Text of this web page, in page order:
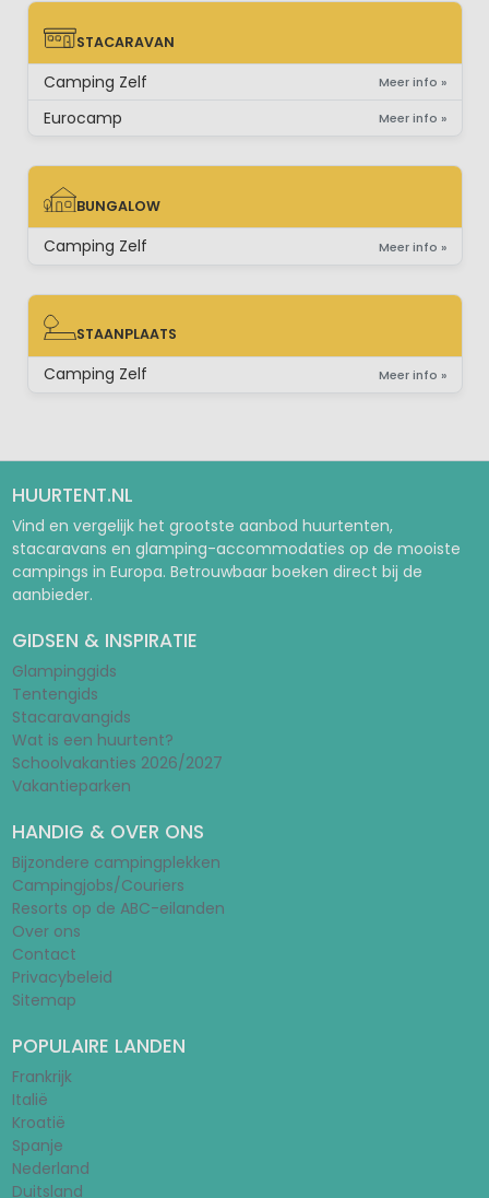
STACARAVAN
STACARAVAN
Camping Zelf Meer info »
Eurocamp Meer info »
BUNGALOW
BUNGALOW
Camping Zelf Meer info »
STAANPLAATS
STAANPLAATS
Camping Zelf Meer info »
HUURTENT.NL
Vind en vergelijk het grootste aanbod huurtenten,
stacaravans en glamping-accommodaties op de mooiste
campings in Europa. Betrouwbaar boeken direct bij de
aanbieder.
GIDSEN & INSPIRATIE
Glampinggids
Tentengids
Stacaravangids
Wat is een huurtent?
Schoolvakanties 2026/2027
Vakantieparken
HANDIG & OVER ONS
Bijzondere campingplekken
Campingjobs/Couriers
Resorts op de ABC-eilanden
Over ons
Contact
Privacybeleid
Sitemap
POPULAIRE LANDEN
Frankrijk
Italië
Kroatië
Spanje
Nederland
Duitsland